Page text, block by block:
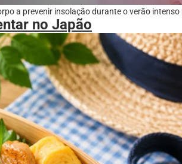
a prevenir insolação durante o verão intenso
no Japão